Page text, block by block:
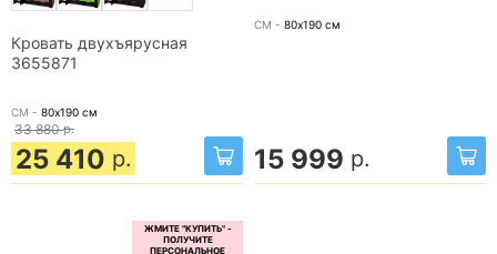
Кровать двухъярусная
3655871
СМ - 80х190 см
33 880 р.
25 410 р.
СМ - 80х190 см
15 999 р.